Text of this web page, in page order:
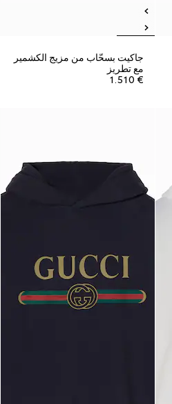
جاكيت بسحّاب من مزيج الكشمير
مع تطريز
€ 1.510